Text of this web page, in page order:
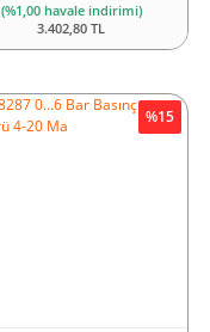
(%1,00 havale indirimi)
3.402,80 TL
%15